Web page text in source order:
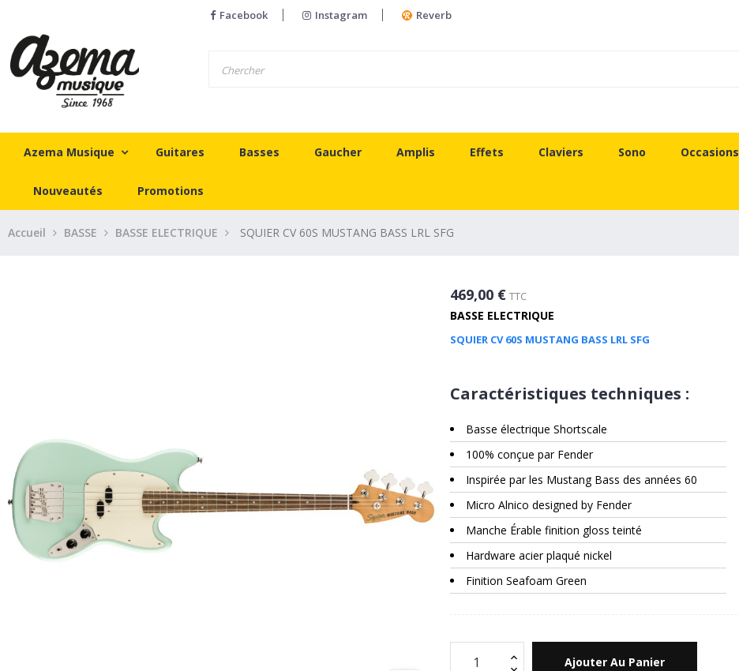
Facebook Instagram Reverb
Azema Musique Guitares Basses Gaucher Amplis Effets Claviers Sono Occasions
Nouveautés Promotions
Accueil BASSE BASSE ELECTRIQUE SQUIER CV 60S MUSTANG BASS LRL SFG
469,00 € TTC
BASSE ELECTRIQUE
SQUIER CV 60S MUSTANG BASS LRL SFG
Caractéristiques techniques :
Basse électrique Shortscale
100% conçue par Fender
Inspirée par les Mustang Bass des années 60
Micro Alnico designed by Fender
Manche Érable finition gloss teinté
Hardware acier plaqué nickel
Finition Seafoam Green
Ajouter Au Panier